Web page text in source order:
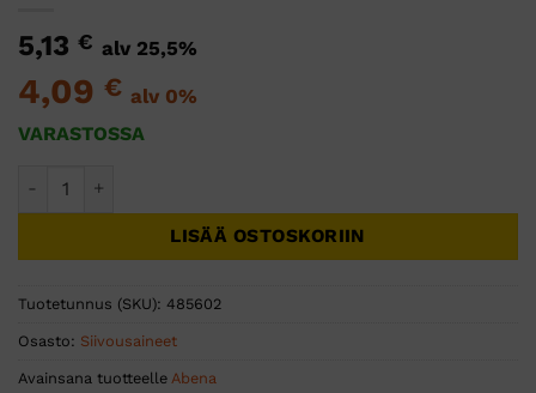
5,13 € alv 25,5%
4,09 € alv 0%
VARASTOSSA
LISÄÄ OSTOSKORIIN
Tuotetunnus (SKU): 485602
Osasto: Siivousaineet
Avainsana tuotteelle Abena